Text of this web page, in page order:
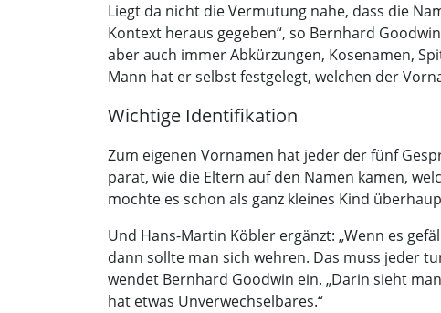
Liegt da nicht die Vermutung nahe, dass die
Kontext heraus gegeben“, so Bernhard
aber auch immer Abkürzungen, Kosenamen,
Mann hat er selbst festgelegt, welchen der
Wichtige Identifikation
Zum eigenen Vornamen hat jeder der fünf
parat, wie die Eltern auf den Namen kamen,
mochte es schon als ganz kleines Kind
Und Hans-Martin Köbler ergänzt: „Wenn es
dann sollte man sich wehren. Das muss jeder
wendet Bernhard Goodwin ein. „Darin sieht
hat etwas Unverwechselbares.“